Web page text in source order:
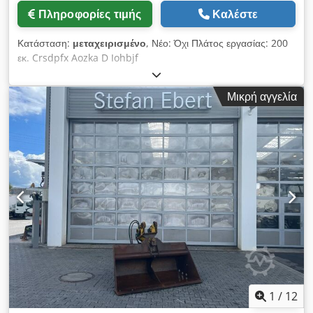
Πληροφορίες τιμής Καλέστε
Κατάσταση: μεταχειρισμένο, Νέο: Όχι Πλάτος εργασίας: 200
εκ. Crsdpfx Aozka D Iohbjf
Μικρή αγγελία
1 / 12